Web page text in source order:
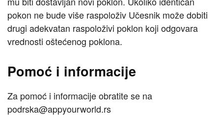
pokon ne bude više raspoloživ Učesnik može dobiti
drugi adekvatan raspoloživi poklon koji odgovara
vrednosti oštećenog poklona.
Pomoć i informacije
Za pomoć i informacije obratite se na
podrska@appyourworld.rs